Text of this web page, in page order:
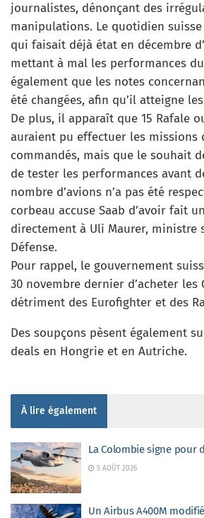
journalistes, dénonçant des
manipulations. Le quotidien suisse
qui faisait déjà état en décembre
mettant à mal les performances
également que les notes
été changées, afin qu’il atteigne
De plus, il apparaît que 15 Rafale
auraient pu effectuer les missions
commandés, mais que le souhait
de tester les performances avant
nombre d’avions n’a pas été
corbeau accuse Saab d’avoir fait
directement à Uli Maurer, ministre
Défense.
Pour rappel, le gouvernement
30 novembre dernier d’acheter les
détriment des Eurofighter et des
Des soupçons pèsent également
deals en Hongrie et en Autriche.
À lire également
La Colombie signe pour
5 AOÛT 2026
Un Airbus A400M